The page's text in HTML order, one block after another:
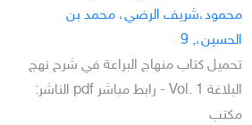
محمود،شريف الرضي، محمد بن
الحسين،, 9
تحميل كتاب منهاج البراعة في شرح نهج
البلاغة Vol. 1 - رابط مباشر pdf الناشر:
مكتب